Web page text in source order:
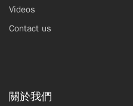
Videos
Contact us
關於我們